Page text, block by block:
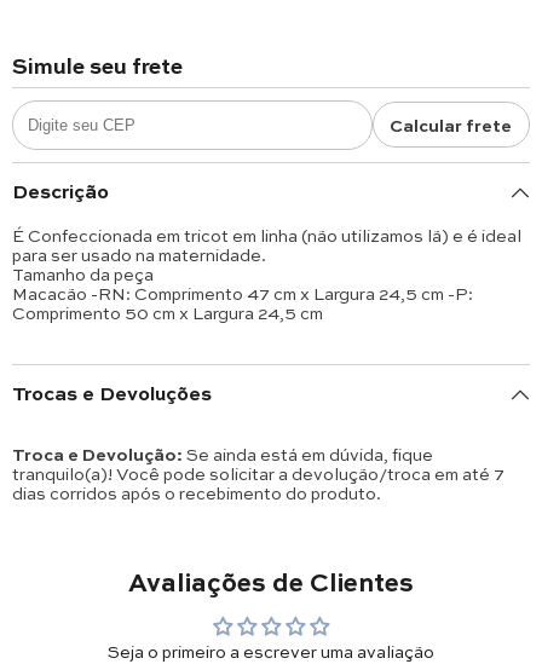
Simule seu frete
Calcular frete
Descrição
É Confeccionada em tricot em linha (não utilizamos lã) e é ideal
para ser usado na maternidade.
Tamanho da peça
Macacão -RN: Comprimento 47 cm x Largura 24,5 cm -P:
Comprimento 50 cm x Largura 24,5 cm
Trocas e Devoluções
Troca e Devolução: Se ainda está em dúvida, fique
tranquilo(a)! Você pode solicitar a devolução/troca em até 7
dias corridos após o recebimento do produto.
Avaliações de Clientes
Seja o primeiro a escrever uma avaliação